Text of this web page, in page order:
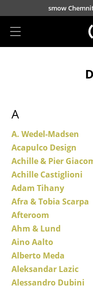
Direkt zum Inhalt
100
smow
Sessel
Loungesessel
Stühle
Freischwinger
Barhocker
Hocker
Bänke & Liegen
Sitzsäcke
A
A. Wedel-Madsen
Acapulco Design
Achille & Pier
Achille Castiglioni
Adam Tihany
Afra & Tobia Scarpa
Afteroom
Ahm & Lund
Aino Aalto
Alberto Meda
Aleksandar Lazic
Alessandro Dubini